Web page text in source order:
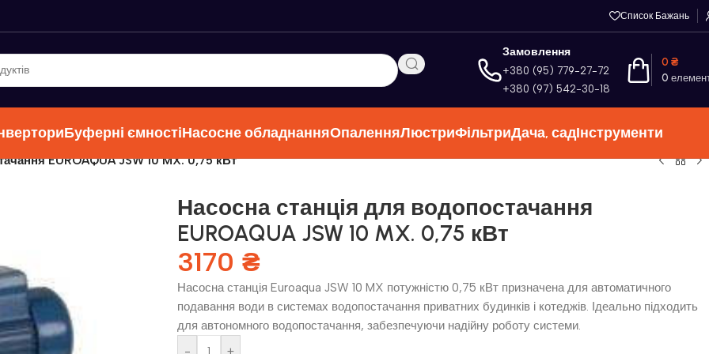
Список Бажань
Замовлення
+380 (95) 779-27-72
+380 (97) 542-30-18
0
0 ₴
Буферні ємностіНасосне обладнанняОпаленняЛюстриФільтриДача, садІнструменти
EUROAQUA JSW 10 MX. 0,75 кВт
Насосна станція для водопостачання
EUROAQUA JSW 10 MX. 0,75 кВт
3170 ₴
Насосна станція Euroaqua JSW 10 MX потужністю 0,75 кВт призначена для автоматичного
подавання води в системах водопостачання приватних будинків і котеджів. Ідеально підходить
для автономного водопостачання, забезпечуючи надійну роботу системи.